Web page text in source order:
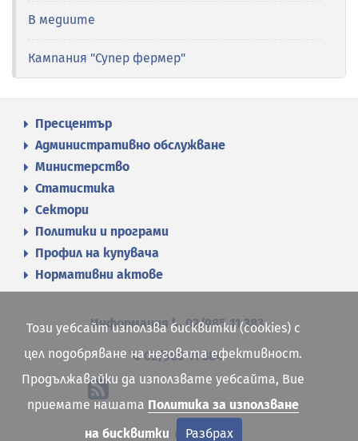
В медиите
Кампания "Супер фермер"
Пресцентър
Административно обслужване
Министерство
Статистика
Сектори
Политики и програми
Профил на купувача
Нормативни актове
Информация 02/985 11 383
02/985 11 384
Карта на сайта
Този уебсайт използва бисквитки (cookies) с
цел подобряване на неговата ефективност.
Продължавайки да използвате уебсайта, Вие
приемате нашата Политика за използване
на бисквитки
Разбрах